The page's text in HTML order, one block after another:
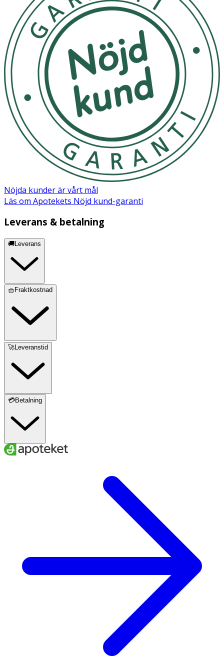
Ingredienser:
Aqua, PEG-7 Glyceryl Cocoate, Sodium Laureth Sulfate,
Glycerin, Cocamidopropyl Betaine, Sodium Benzoate,
PEG-40 Hydrogenated Castor Oil, PPG-5-Ceteth-20, Citric
Acid, Sodium Chloride, PEG-150 Pentaerythrityl
Tetrastearate, PPG-2 Hydroxyethyl Cocamide,
Polyquaternium-10, Avena Sativa (Oat) Kernel Oil,
Chrysanthemum Parthenium Flower/Leaf/Stem Juice,
Pentylene Glycol, Sodium Hydroxide, Hydrolyzed
Hyaluronic Acid, Avena Sativa (Oat) Kernel Extract,
Potassium Sorbate, Sodium Metabisulfite [PR-0006205]
Nöjda kunder är vårt mål
Läs om Apotekets Nöjd kund-garanti
Leverans & betalning
🚚Leverans
🧺Fraktkostnad
🚀Leveranstid
💳Betalning